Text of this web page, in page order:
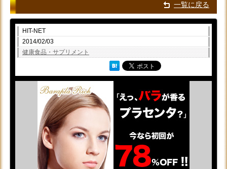
一覧に戻る
HIT-NET
2014/02/03
健康食品・サプリメント